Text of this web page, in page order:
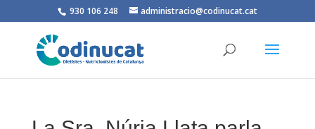
930 106 248 administracio@codinucat.cat